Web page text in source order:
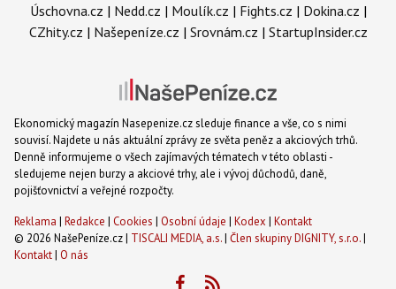
Úschovna.cz | Nedd.cz | Moulík.cz | Fights.cz | Dokina.cz |
CZhity.cz | Našepeníze.cz | Srovnám.cz | StartupInsider.cz
Ekonomický magazín Nasepenize.cz sleduje finance a vše, co s nimi
souvisí. Najdete u nás aktuální zprávy ze světa peněz a akciových trhů.
Denně informujeme o všech zajímavých tématech v této oblasti -
sledujeme nejen burzy a akciové trhy, ale i vývoj důchodů, daně,
pojišťovnictví a veřejné rozpočty.
Reklama | Redakce | Cookies | Osobní údaje | Kodex | Kontakt
© 2026 NašePeníze.cz | TISCALI MEDIA, a.s.| Člen skupiny DIGNITY, s.r.o.|
Kontakt| O nás